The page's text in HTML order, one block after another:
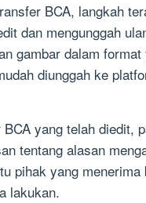
BCA, langkah
dan mengunggah
gambar dalam
diunggah ke
yang telah diedit,
tentang alasan
pihak yang
lakukan.